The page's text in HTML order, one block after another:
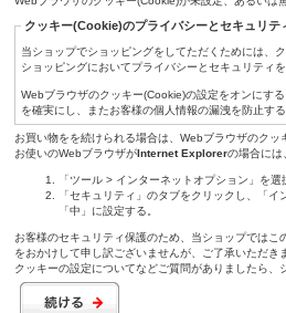
クッキー(Cookie)のプライバシーとセキュリテ
当ショップでショッピングをしてただくためには、
ショッピングにおいてプライバシーとセキュリティを
Webブラウザのクッキー(Cookie)の設定をオンにす
を確実にし、またお客様の個人情報の漏洩を防止する
お買い物をを続けられる場合は、Webブラウザのク
お使いのWebブラウザがInternet Explorerの場合には
「ツール > インターネットオプション」を選
「セキュリティ」のタブをクリックし、「
「中」に設定する。
お客様のセキュリティ保護のため、当ショップでは
をおかけして申し訳ございませんが、ご了承いただき
クッキーの設定についてなどご質問がありましたら